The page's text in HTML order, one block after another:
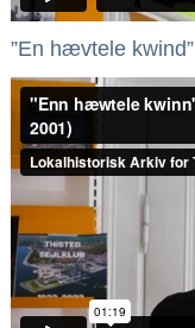
”En hævtele kwind”